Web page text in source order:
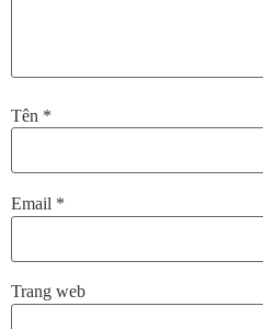
Tên *
Email *
Trang web